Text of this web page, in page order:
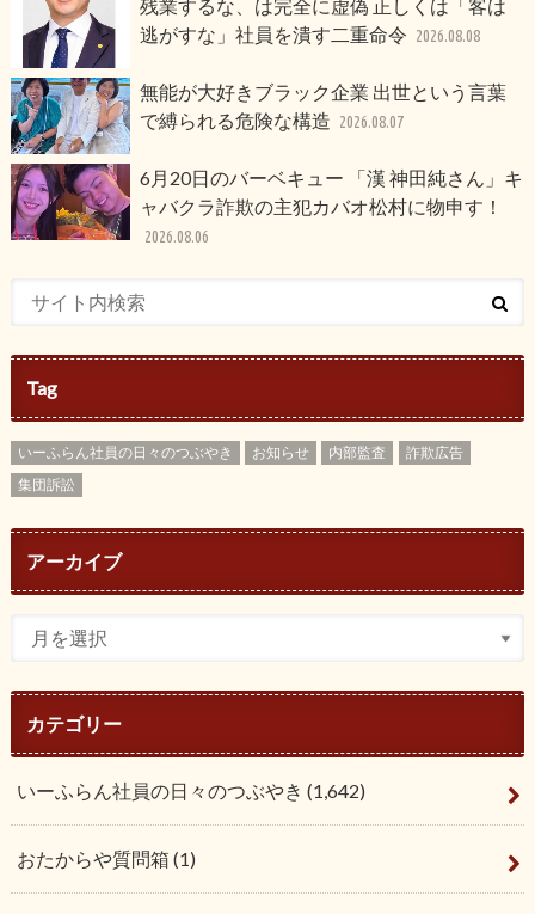
残業するな、は完全に虚偽 正しくは「客は
逃がすな」社員を潰す二重命令 2026.08.08
無能が大好きブラック企業 出世という言葉
で縛られる危険な構造 2026.08.07
6月20日のバーベキュー 「漢 神田純さん」キ
ャバクラ詐欺の主犯カバオ松村に物申す！
2026.08.06
Tag
いーふらん社員の日々のつぶやき お知らせ 内部監査
詐欺広告
集団訴訟
アーカイブ
カテゴリー
いーふらん社員の日々のつぶやき (1,642)
おたからや質問箱 (1)